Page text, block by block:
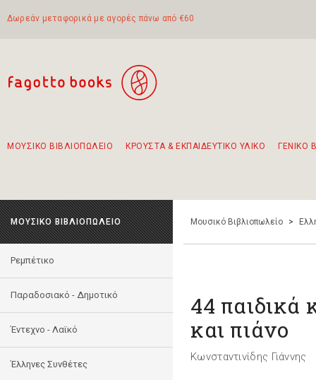
Δωρεάν μεταφορικά με αγορές πάνω από €60
ΜΟΥΣΙΚΟ ΒΙΒΛΙΟΠΩΛΕΙΟ ΚΡΟΥΣΤΑ & ΕΚΠΑΙΔΕΥΤΙΚΟ ΥΛΙΚΟ ΓΕΝΙΚΟ
ΜΟΥΣΙΚΟ ΒΙΒΛΙΟΠΩΛΕΙΟ
Ρεμπέτικο
Παραδοσιακό - Δημοτικό
Έντεχνο - Λαϊκό
Έλληνες Συνθέτες
Μουσικό Βιβλιοπωλείο >
44 παιδικά
και πιάνο
Κωνσταντινίδης Γιάννης